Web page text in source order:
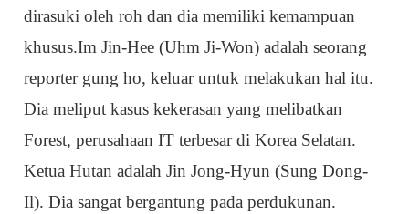
dirasuki oleh roh dan dia memiliki kemampuan
khusus.Im Jin-Hee (Uhm Ji-Won) adalah seorang
reporter gung ho, keluar untuk melakukan hal itu.
Dia meliput kasus kekerasan yang melibatkan
Forest, perusahaan IT terbesar di Korea Selatan.
Ketua Hutan adalah Jin Jong-Hyun (Sung Dong-
Il). Dia sangat bergantung pada perdukunan.